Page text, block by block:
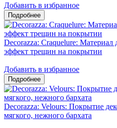
Добавить в избранное
Decorazza: Craquelure:
эффект трещин на покрытии
Добавить в избранное
Decorazza: Velours: Покрытие
мягкого, нежного бархата